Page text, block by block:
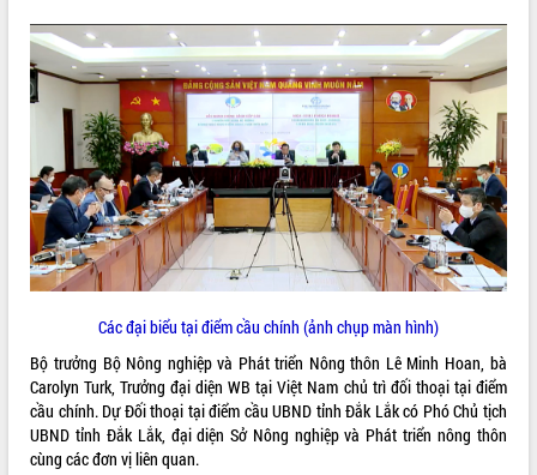
THÔNG TIN CHỈ ĐẠO ĐIỀU HÀNH
HỆ THỐNG VĂN BẢN
VĂN BẢN HĐND TỈNH
ĐIỂM TIN VĂN BẢN
QUY HOẠCH - KẾ HOẠCH
Các đại biểu tại điểm cầu chính (ảnh chụp màn hình)
Bộ trưởng Bộ Nông nghiệp và Phát triển Nông thôn Lê Minh Hoan, bà
Carolyn Turk, Trưởng đại diện WB tại Việt Nam chủ trì đối thoại tại điểm
cầu chính. Dự Đối thoại tại điểm cầu UBND tỉnh Đắk Lắk có Phó Chủ tịch
UBND tỉnh Đắk Lắk, đại diện Sở Nông nghiệp và Phát triển nông thôn
cùng các đơn vị liên quan.